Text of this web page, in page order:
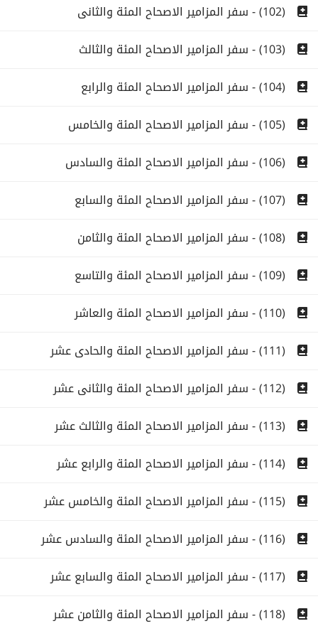
(102) - سفر المزامير الاصحاح المئة والثانى
(103) - سفر المزامير الاصحاح المئة والثالث
(104) - سفر المزامير الاصحاح المئة والرابع
(105) - سفر المزامير الاصحاح المئة والخامس
(106) - سفر المزامير الاصحاح المئة والسادس
(107) - سفر المزامير الاصحاح المئة والسابع
(108) - سفر المزامير الاصحاح المئة والثامن
(109) - سفر المزامير الاصحاح المئة والتاسع
(110) - سفر المزامير الاصحاح المئة والعاشر
(111) - سفر المزامير الاصحاح المئة والحادى عشر
(112) - سفر المزامير الاصحاح المئة والثانى عشر
(113) - سفر المزامير الاصحاح المئة والثالث عشر
(114) - سفر المزامير الاصحاح المئة والرابع عشر
(115) - سفر المزامير الاصحاح المئة والخامس عشر
(116) - سفر المزامير الاصحاح المئة والسادس عشر
(117) - سفر المزامير الاصحاح المئة والسابع عشر
(118) - سفر المزامير الاصحاح المئة والثامن عشر